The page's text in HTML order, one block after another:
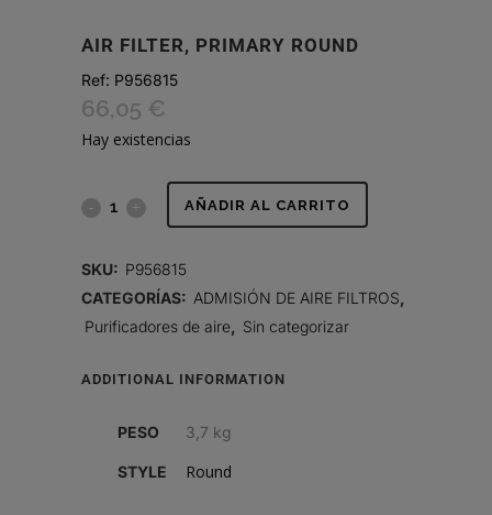
AIR FILTER, PRIMARY ROUND
Ref: P956815
66,05 €
Hay existencias
AIR
ROUND
AÑADIR AL CARRITO
SKU: P956815
CATEGORÍAS: ADMISIÓN DE AIRE FILTROS
Purificadores de aire
Sin categorizar
ADDITIONAL INFORMATION
PESO 3,7 kg
STYLE Round